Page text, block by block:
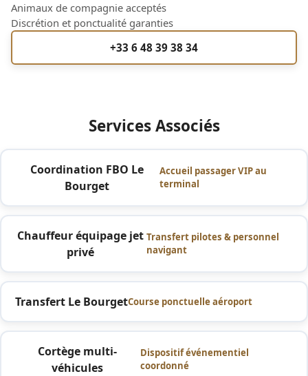
Animaux de compagnie acceptés
Discrétion et ponctualité garanties
+33 6 48 39 38 34
Services Associés
Coordination FBO Le
Bourget
Accueil passager VIP au
terminal
Chauffeur équipage jet
privé
Transfert pilotes & personnel
navigant
Transfert Le BourgetCourse ponctuelle aéroport
Cortège multi-
véhicules
Dispositif événementiel
coordonné